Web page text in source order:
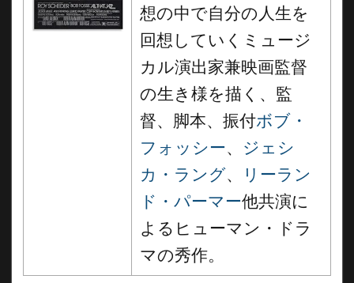
想の中で自分の人生を
回想していくミュージ
カル演出家兼映画監督
の生き様を描く、監
督、脚本、振付ボブ・
フォッシー、 ジェシ
カ・ラング、
リーラン
ド・パーマー他共演に
よるヒューマン・ドラ
マの秀作。